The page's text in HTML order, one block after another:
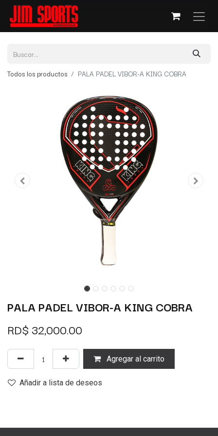
Todos los productos PALA PADEL VIBOR-A KING COBRA
PALA PADEL VIBOR-A KING COBRA
RD$ 32,000.00
Agregar al carrito
Añadir a lista de deseos